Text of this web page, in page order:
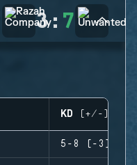
3: 7
KD (+/-)
5-8 (-3)